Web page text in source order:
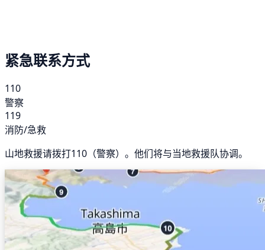
紧急联系方式
110
警察
119
消防/急救
山地救援请拨打110（警察）。他们将与当地救援队协调。